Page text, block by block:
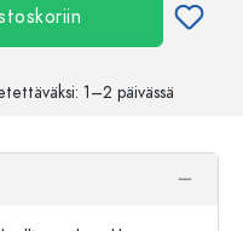
: 1–2 päivässä